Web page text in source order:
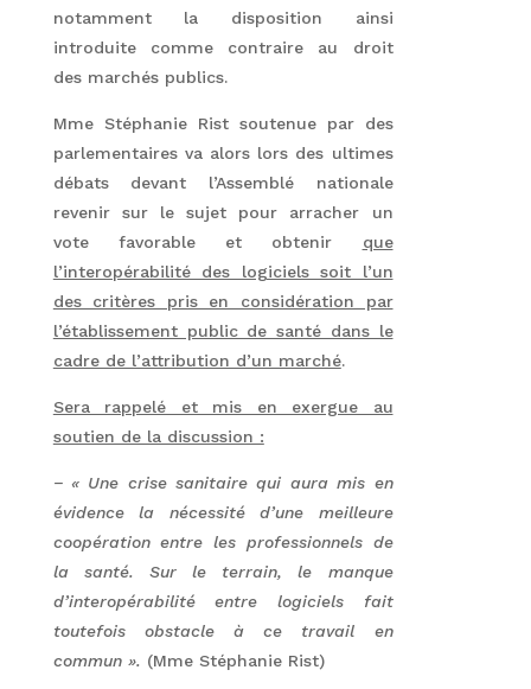
notamment la disposition ainsi
introduite comme contraire au droit
des marchés publics.
Mme Stéphanie Rist soutenue par des
parlementaires va alors lors des ultimes
débats devant l’Assemblé nationale
revenir sur le sujet pour arracher un
vote favorable et obtenir que
l’interopérabilité des logiciels soit l’un
des critères pris en considération par
l’établissement public de santé dans le
cadre de l’attribution d’un marché.
Sera rappelé et mis en exergue au
soutien de la discussion :
− « Une crise sanitaire qui aura mis en
évidence la nécessité d’une meilleure
coopération entre les professionnels de
la santé. Sur le terrain, le manque
d’interopérabilité entre logiciels fait
toutefois obstacle à ce travail en
commun ». (Mme Stéphanie Rist)